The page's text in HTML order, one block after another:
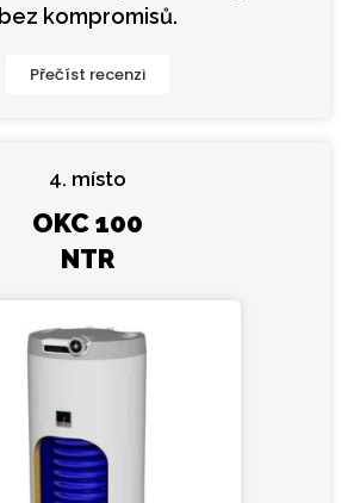
bez kompromisů.
Přečíst recenzi
4. místo
OKC 100
NTR